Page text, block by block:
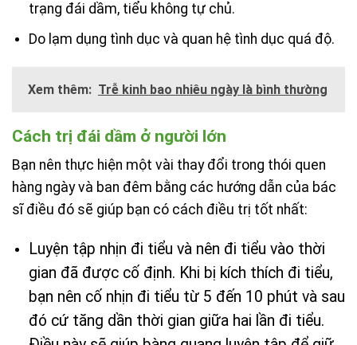
trạng đái dầm, tiểu không tự chủ.
Do lạm dụng tình dục và quan hệ tình dục quá độ.
Xem thêm: Trễ kinh bao nhiêu ngày là bình thường
Cách trị đái dầm ở người lớn
Bạn nên thực hiện một vài thay đổi trong thói quen
hàng ngày và ban đêm bằng các hướng dẫn của bác
sĩ điều đó sẽ giúp bạn có cách điều trị tốt nhất:
Luyện tập nhịn đi tiểu và nên đi tiểu vào thời
gian đã được cố định. Khi bị kích thích đi tiểu,
bạn nên cố nhịn đi tiểu từ 5 đến 10 phút và sau
đó cứ tăng dần thời gian giữa hai lần đi tiểu.